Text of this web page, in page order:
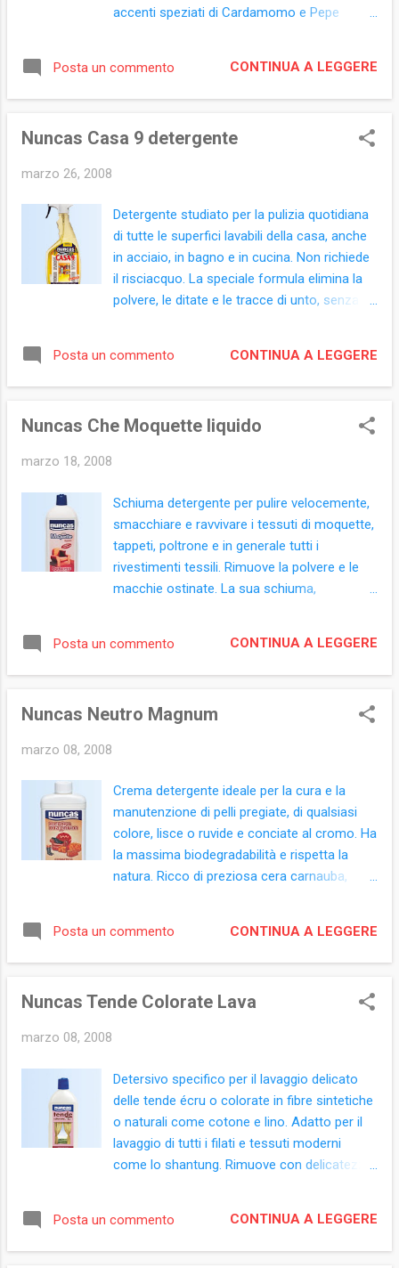
accenti speziati di Cardamomo e Pepe
arricchisce grazie ad un vibrante accordo
aromatico e ad un brillante tocco verde.
miscela di preziose note boisé, Legno di
Fragranza che ha conquistato subito il
pubblico maschile, e di riflesso anche quello
femminile, per la sua indiscutibile personalità.
Disponibile: After shave,crema da barba,
dopobarba in emulsione, eau de toilette,
Posta un commento CONTINUA A LEGGERE
Nuncas Casa 9 detergente
marzo 26, 2008
Detergente studiato per la pulizia quotidiana
di tutte le superfici lavabili della casa, anche
in acciaio, in bagno e in cucina. Non richiede
il risciacquo. La speciale formula elimina la
polvere, le ditate e le tracce di unto, senza
Profumato agli agrumi verdi e colonia
Formati: completo con erogatore 750 ml
etichetta retro ET0044-01)Aqua, Isopropyl
Colorant, Citral, Limonene.
Posta un commento CONTINUA A LEGGERE
Nuncas Che Moquette liquido
marzo 18, 2008
Schiuma detergente per pulire velocemente,
smacchiare e ravvivare i tessuti di moquette,
tappeti, poltrone e in generale tutti i
rivestimenti tessili. Rimuove la polvere e le
macchie ostinate. La sua schiuma,
asportabile. Basta agitare il prodotto fino a
creare una schiuma densa ed applicarla al
asporterà con un veloce passaggio di
Modified Acrylic Polymer, Sodium Lauryl
Sulfate, Modified Acrylic Polymer,
Chloromethylisothiazolinone,
Methylisothiazolinone, Butoxyethanol,
Polyethylene Glycol Octylphenyl Ether,
Linalool.
Posta un commento CONTINUA A LEGGERE
Nuncas Neutro Magnum
marzo 08, 2008
Crema detergente ideale per la cura e la
manutenzione di pelli pregiate, di qualsiasi
colore, lisce o ruvide e conciate al cromo. Ha
la massima biodegradabilità e rispetta la
natura. Ricco di preziosa cera carnauba,
e la lucentezza originarie, proteggendola a
lungo. E’ ideale per pulire delicatamente
giacconi, selle e calzature. Restituisce
impermeabilizzante che resiste a lungo.
alla temperatura, allo smog ed al sole.
Formato: flacone 250 ml Ingredienti:
(prodotto con etichetta retro ETC0169-
Carnauba, Polyethylene glycol octylphenyl
Posta un commento CONTINUA A LEGGERE
Nuncas Tende Colorate Lava
marzo 08, 2008
Detersivo specifico per il lavaggio delicato
delle tende écru o colorate in fibre sintetiche
o naturali come cotone e lino. Adatto per il
lavaggio di tutti i filati e tessuti moderni
come lo shantung. Rimuove con delicatezza
Elevato potere detergente. Mantiene
l’originale brillantezza dei colori Formato:
Posta un commento CONTINUA A LEGGERE